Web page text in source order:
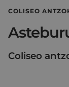
COLISEO
Coliseo